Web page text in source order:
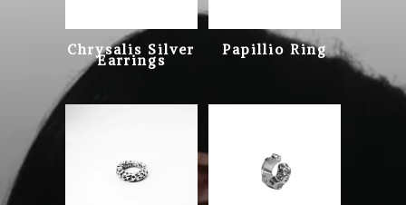
Chrysalis Silver
Earrings
Papillio Ring